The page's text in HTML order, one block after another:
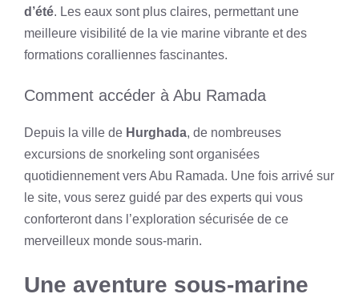
d’été. Les eaux sont plus claires, permettant une
meilleure visibilité de la vie marine vibrante et des
formations coralliennes fascinantes.
Comment accéder à Abu Ramada
Depuis la ville de Hurghada, de nombreuses
excursions de snorkeling sont organisées
quotidiennement vers Abu Ramada. Une fois arrivé sur
le site, vous serez guidé par des experts qui vous
conforteront dans l’exploration sécurisée de ce
merveilleux monde sous-marin.
Une aventure sous-marine